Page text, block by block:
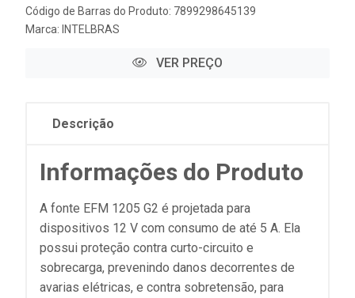
Código de Barras do Produto: 7899298645139
Marca: INTELBRAS
VER PREÇO
Descrição
Informações do Produto
A fonte EFM 1205 G2 é projetada para
dispositivos 12 V com consumo de até 5 A. Ela
possui proteção contra curto-circuito e
sobrecarga, prevenindo danos decorrentes de
avarias elétricas, e contra sobretensão, para